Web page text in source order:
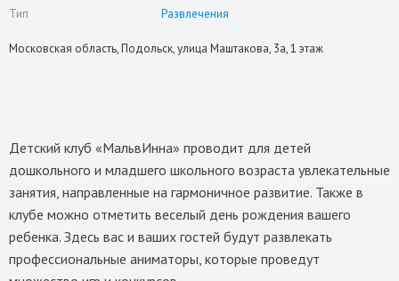
Тип
Развлечения
Московская область, Подольск, улица Маштакова, 3а, 1 этаж
Детский клуб «МальвИнна» проводит для детей
дошкольного и младшего школьного возраста увлекательные
занятия, направленные на гармоничное развитие. Также в
клубе можно отметить веселый день рождения вашего
ребенка. Здесь вас и ваших гостей будут развлекать
профессиональные аниматоры, которые проведут